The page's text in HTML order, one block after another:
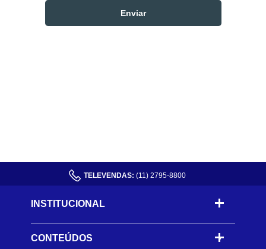
TELEVENDAS: (11) 2795-8800
INSTITUCIONAL
CONTEÚDOS -